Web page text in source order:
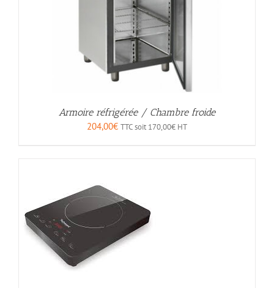
Armoire réfrigérée / Chambre froide
204,00€ TTC soit 170,00€ HT